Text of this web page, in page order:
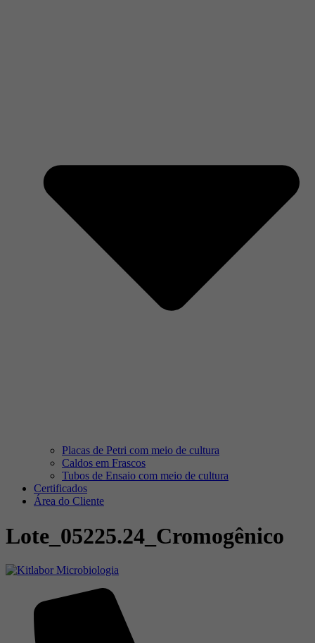
Placas de Petri com meio de cultura
Caldos em Frascos
Tubos de Ensaio com meio de cultura
Certificados
Área do Cliente
Lote_05225.24_Cromogênico